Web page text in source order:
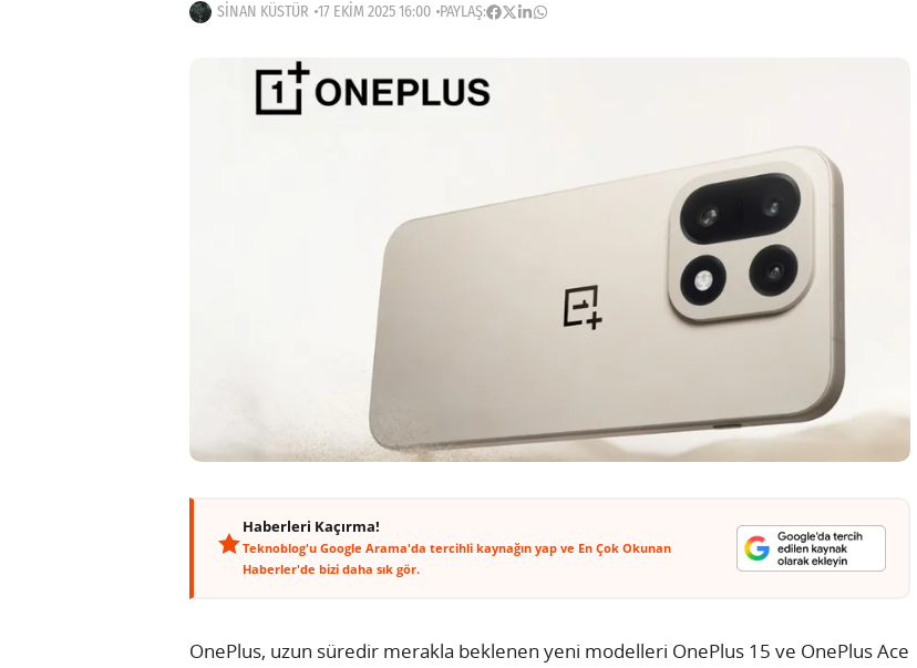
SINAN KÜSTÜR 17 EKIM 2025 16:00 PAYLAŞ:
Haberleri Kaçırma!
Teknoblog'u Google Arama'da tercihli kaynağın yap ve En Çok Okunan
Haberler'de bizi daha sık gör.
OnePlus, uzun süredir merakla beklenen yeni modelleri OnePlus 15 ve OnePlus Ace